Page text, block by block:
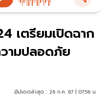
เตรียมเปิดฉาก
ามปลอดภัย
อัปเดตล่าสุด : 26 ก.ค. 67 | 07:56 น.